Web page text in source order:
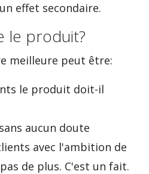
effet secondaire.
le produit?
meilleure peut être:
le produit doit-il
aucun doute
avec l'ambition de
de plus. C'est un fait.